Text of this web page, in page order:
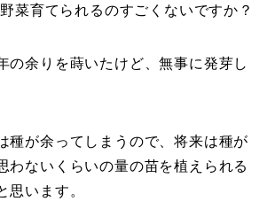
菜育てられるのすごくないですか？
の余りを蒔いたけど、無事に発芽し
種が余ってしまうので、将来は種が
わないくらいの量の苗を植えられる
思います。